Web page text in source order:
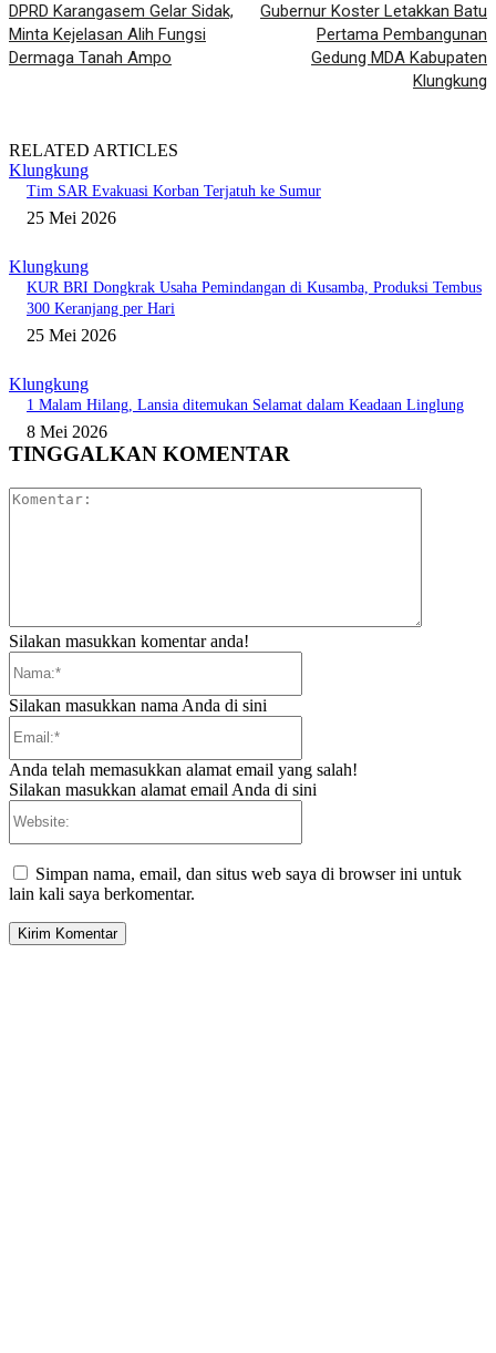
DPRD Karangasem Gelar Sidak,
Minta Kejelasan Alih Fungsi
Dermaga Tanah Ampo
Gubernur Koster Letakkan Batu
Pertama Pembangunan
Gedung MDA Kabupaten
Klungkung
RELATED ARTICLES
Klungkung
Tim SAR Evakuasi Korban Terjatuh ke Sumur
25 Mei 2026
Klungkung
KUR BRI Dongkrak Usaha Pemindangan di Kusamba, Produksi Tembus
300 Keranjang per Hari
25 Mei 2026
Klungkung
1 Malam Hilang, Lansia ditemukan Selamat dalam Keadaan Linglung
8 Mei 2026
TINGGALKAN KOMENTAR
Silakan masukkan komentar anda!
Silakan masukkan nama Anda di sini
Anda telah memasukkan alamat email yang salah!
Silakan masukkan alamat email Anda di sini
Simpan nama, email, dan situs web saya di browser ini untuk
lain kali saya berkomentar.